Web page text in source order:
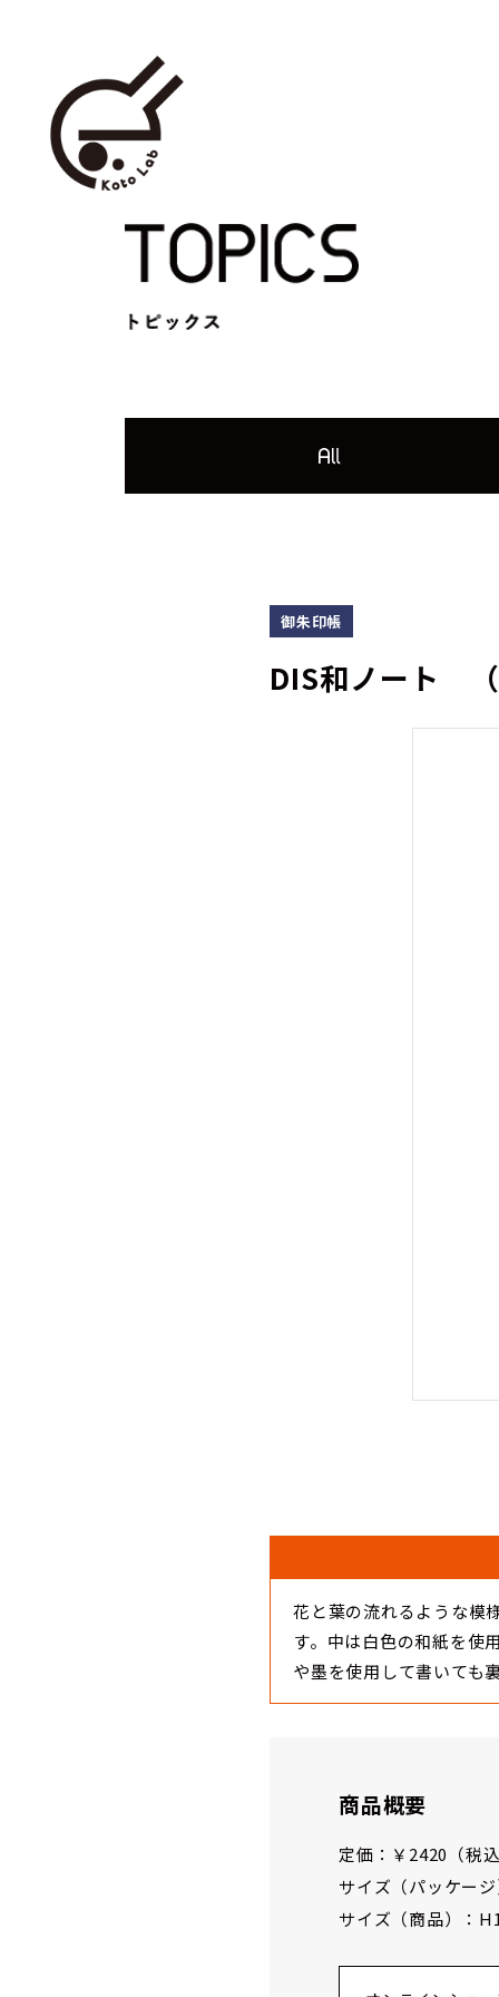
御朱印帳
DIS和ノート
花と葉の流れるような模
す。中は白色の和紙を使
や墨を使用して書いても
商品概要
定価：￥2420（税
サイズ（パッケー
サイズ（商品）：